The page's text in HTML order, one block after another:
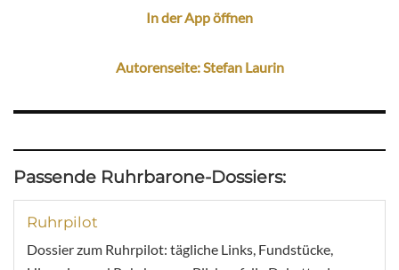
In der App öffnen
Autorenseite: Stefan Laurin
Passende Ruhrbarone-Dossiers:
Ruhrpilot
Dossier zum Ruhrpilot: tägliche Links, Fundstücke,